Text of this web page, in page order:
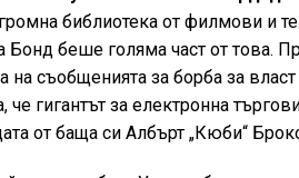
библиотека от филмови и
Бонд беше голяма част от това.
на съобщенията за борба за
че гигантът за електронна
от баща си Албърт „Кюби“